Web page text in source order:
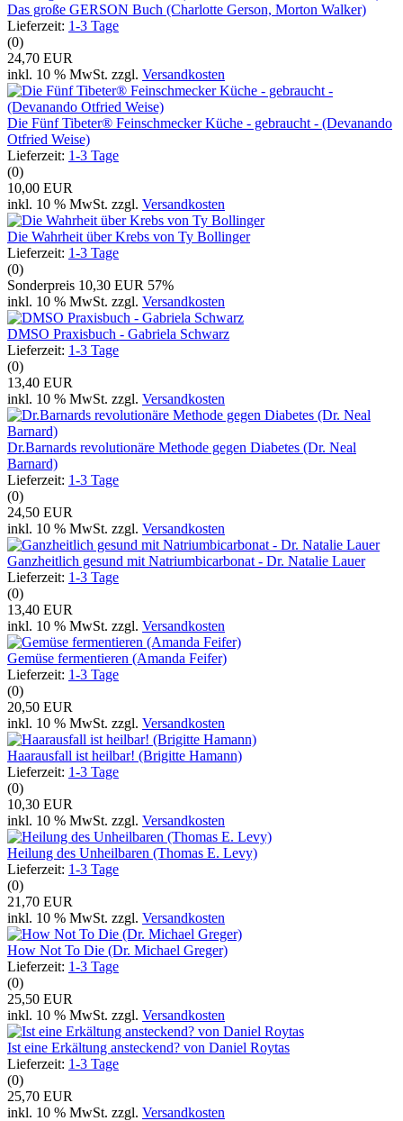
Das große GERSON Buch (Charlotte Gerson, Morton Walker)
Lieferzeit: 1-3 Tage
(0)
24,70 EUR
inkl. 10 % MwSt. zzgl. Versandkosten
Die Fünf Tibeter® Feinschmecker Küche - gebraucht - (Devanando
Otfried Weise)
Lieferzeit: 1-3 Tage
(0)
10,00 EUR
inkl. 10 % MwSt. zzgl. Versandkosten
Die Wahrheit über Krebs von Ty Bollinger
Lieferzeit: 1-3 Tage
(0)
Sonderpreis 10,30 EUR 57%
inkl. 10 % MwSt. zzgl. Versandkosten
DMSO Praxisbuch - Gabriela Schwarz
Lieferzeit: 1-3 Tage
(0)
13,40 EUR
inkl. 10 % MwSt. zzgl. Versandkosten
Dr.Barnards revolutionäre Methode gegen Diabetes (Dr. Neal
Barnard)
Lieferzeit: 1-3 Tage
(0)
24,50 EUR
inkl. 10 % MwSt. zzgl. Versandkosten
Ganzheitlich gesund mit Natriumbicarbonat - Dr. Natalie Lauer
Lieferzeit: 1-3 Tage
(0)
13,40 EUR
inkl. 10 % MwSt. zzgl. Versandkosten
Gemüse fermentieren (Amanda Feifer)
Lieferzeit: 1-3 Tage
(0)
20,50 EUR
inkl. 10 % MwSt. zzgl. Versandkosten
Haarausfall ist heilbar! (Brigitte Hamann)
Lieferzeit: 1-3 Tage
(0)
10,30 EUR
inkl. 10 % MwSt. zzgl. Versandkosten
Heilung des Unheilbaren (Thomas E. Levy)
Lieferzeit: 1-3 Tage
(0)
21,70 EUR
inkl. 10 % MwSt. zzgl. Versandkosten
How Not To Die (Dr. Michael Greger)
Lieferzeit: 1-3 Tage
(0)
25,50 EUR
inkl. 10 % MwSt. zzgl. Versandkosten
Ist eine Erkältung ansteckend? von Daniel Roytas
Lieferzeit: 1-3 Tage
(0)
25,70 EUR
inkl. 10 % MwSt. zzgl. Versandkosten